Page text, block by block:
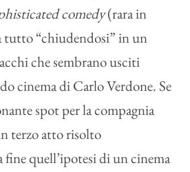
comedy(rara in
tutto “chiudendosi” in un
che sembrano usciti
cinema di Carlo Verdone. Se
spot per la compagnia
terzo atto risolto
quell’ipotesi di un cinema